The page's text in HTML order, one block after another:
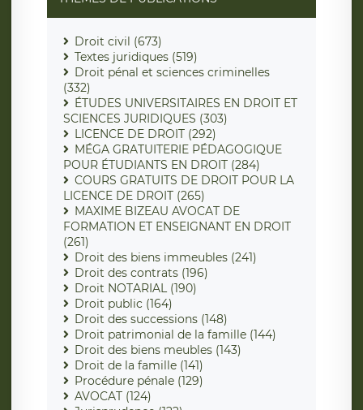
Droit civil (673)
Textes juridiques (519)
Droit pénal et sciences criminelles
(332)
ÉTUDES UNIVERSITAIRES EN DROIT ET
SCIENCES JURIDIQUES (303)
LICENCE DE DROIT (292)
MÉGA GRATUITERIE PÉDAGOGIQUE
POUR ÉTUDIANTS EN DROIT (284)
COURS GRATUITS DE DROIT POUR LA
LICENCE DE DROIT (265)
MAXIME BIZEAU AVOCAT DE
FORMATION ET ENSEIGNANT EN DROIT
(261)
Droit des biens immeubles (241)
Droit des contrats (196)
Droit NOTARIAL (190)
Droit public (164)
Droit des successions (148)
Droit patrimonial de la famille (144)
Droit des biens meubles (143)
Droit de la famille (141)
Procédure pénale (129)
AVOCAT (124)